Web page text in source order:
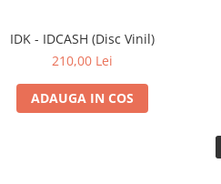
IDK - IDCASH (Disc Vinil)
210,00 Lei
ADAUGA IN COS